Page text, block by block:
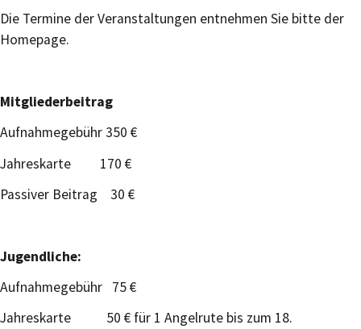
Die Termine der Veranstaltungen entnehmen Sie bitte der
Homepage.
Mitgliederbeitrag
Aufnahmegebühr 350 €
Jahreskarte 170 €
Passiver Beitrag 30 €
Jugendliche:
Aufnahmegebühr 75 €
Jahreskarte 50 € für 1 Angelrute bis zum 18.